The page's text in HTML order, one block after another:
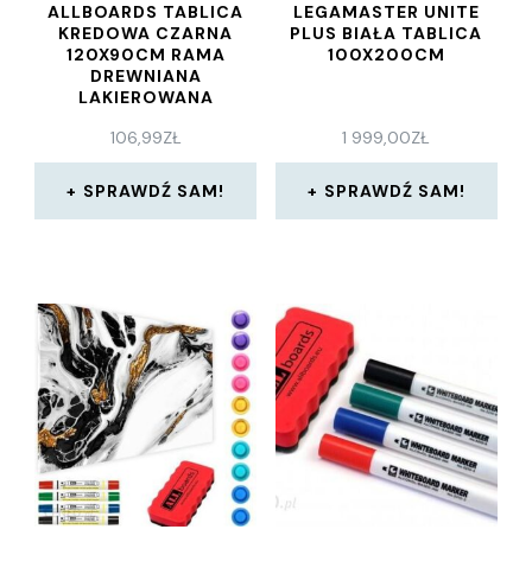
ALLBOARDS TABLICA
KREDOWA CZARNA
120X90CM RAMA
DREWNIANA
LAKIEROWANA
106,99ZŁ
SPRAWDŹ SAM!
LEGAMASTER UNITE
PLUS BIAŁA TABLICA
100X200CM
1 999,00ZŁ
SPRAWDŹ SAM!